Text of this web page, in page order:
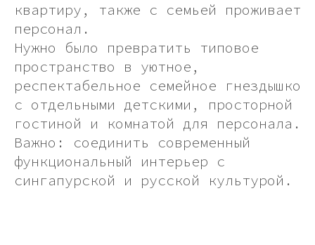
квартиру, также с семьей проживает
персонал.
Нужно было превратить типовое
пространство в уютное,
респектабельное семейное гнездышко
с отдельными детскими, просторной
гостиной и комнатой для персонала.
Важно: соединить современный
функциональный интерьер с
сингапурской и русской культурой.